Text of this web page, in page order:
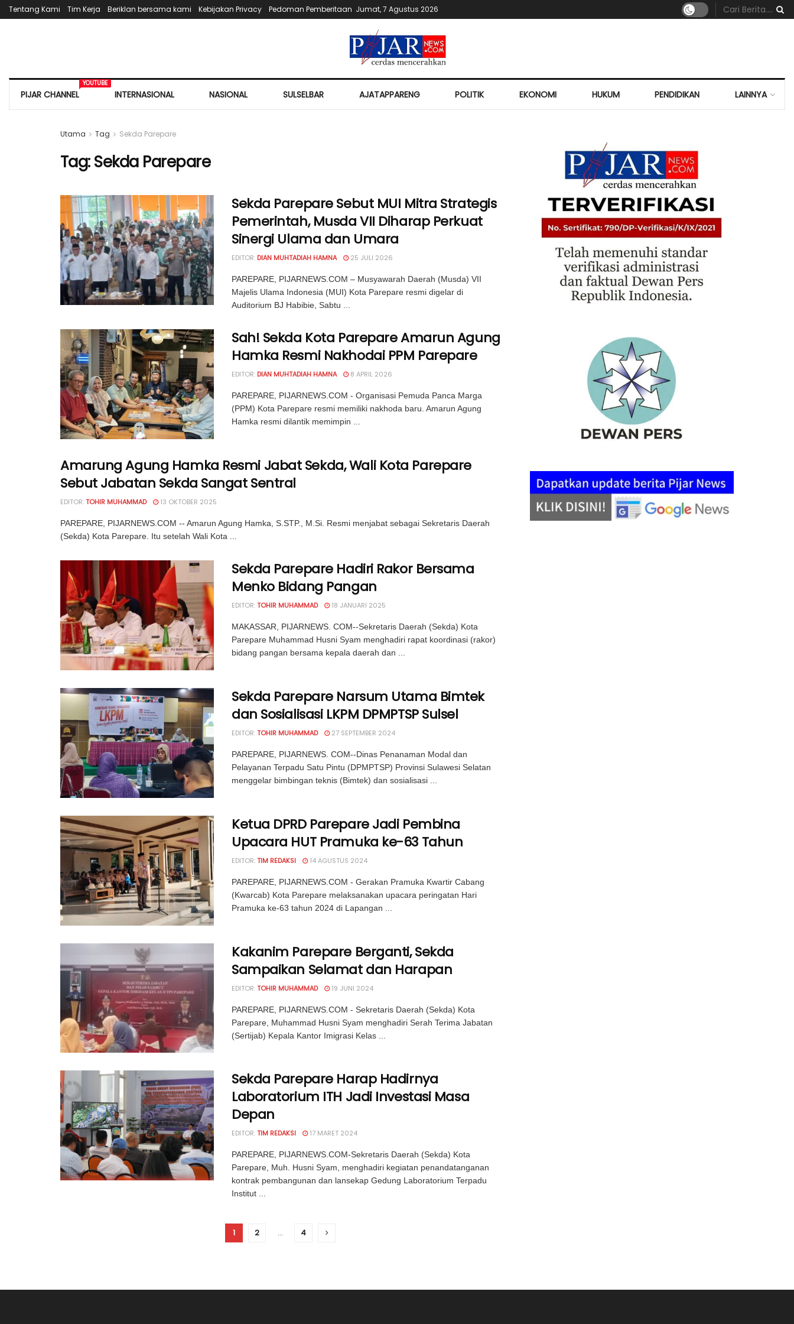
Tentang Kami Tim Kerja Beriklan bersama kami Kebijakan Privacy Pedoman Pemberitaan Jumat, 7 Agustus 2026
PIJAR CHANNEL
YOUTUBE
INTERNASIONAL NASIONAL SULSELBAR AJATAPPARENG POLITIK EKONOMI HUKUM PENDIDIKAN LAINNYA
Utama Tag Sekda Parepare
Tag:Sekda Parepare
Sekda Parepare Sebut MUI Mitra Strategis
Pemerintah, Musda VII Diharap Perkuat
Sinergi Ulama dan Umara
EDITOR: DIAN MUHTADIAH HAMNA 25 JULI 2026
PAREPARE, PIJARNEWS.COM – Musyawarah Daerah (Musda) VII
Majelis Ulama Indonesia (MUI) Kota Parepare resmi digelar di
Auditorium BJ Habibie, Sabtu ...
Sah! Sekda Kota Parepare Amarun Agung
Hamka Resmi Nakhodai PPM Parepare
EDITOR: DIAN MUHTADIAH HAMNA 8 APRIL 2026
PAREPARE, PIJARNEWS.COM - Organisasi Pemuda Panca Marga
(PPM) Kota Parepare resmi memiliki nakhoda baru. Amarun Agung
Hamka resmi dilantik memimpin ...
Amarung Agung Hamka Resmi Jabat Sekda, Wali Kota Parepare
Sebut Jabatan Sekda Sangat Sentral
EDITOR:TOHIR MUHAMMAD 13 OKTOBER 2025
PAREPARE, PIJARNEWS.COM -- Amarun Agung Hamka, S.STP., M.Si. Resmi menjabat sebagai Sekretaris Daerah
(Sekda) Kota Parepare. Itu setelah Wali Kota ...
Sekda Parepare Hadiri Rakor Bersama
Menko Bidang Pangan
EDITOR:TOHIR MUHAMMAD 18 JANUARI 2025
MAKASSAR, PIJARNEWS. COM--Sekretaris Daerah (Sekda) Kota
Parepare Muhammad Husni Syam menghadiri rapat koordinasi (rakor)
bidang pangan bersama kepala daerah dan ...
Sekda Parepare Narsum Utama Bimtek
dan Sosialisasi LKPM DPMPTSP Sulsel
EDITOR:TOHIR MUHAMMAD 27 SEPTEMBER 2024
PAREPARE, PIJARNEWS. COM--Dinas Penanaman Modal dan
Pelayanan Terpadu Satu Pintu (DPMPTSP) Provinsi Sulawesi Selatan
menggelar bimbingan teknis (Bimtek) dan sosialisasi ...
Ketua DPRD Parepare Jadi Pembina
Upacara HUT Pramuka ke-63 Tahun
EDITOR:TIM REDAKSI 14 AGUSTUS 2024
PAREPARE, PIJARNEWS.COM - Gerakan Pramuka Kwartir Cabang
(Kwarcab) Kota Parepare melaksanakan upacara peringatan Hari
Pramuka ke-63 tahun 2024 di Lapangan ...
Kakanim Parepare Berganti, Sekda
Sampaikan Selamat dan Harapan
EDITOR:TOHIR MUHAMMAD 19 JUNI 2024
PAREPARE, PIJARNEWS.COM - Sekretaris Daerah (Sekda) Kota
Parepare, Muhammad Husni Syam menghadiri Serah Terima Jabatan
(Sertijab) Kepala Kantor Imigrasi Kelas ...
Sekda Parepare Harap Hadirnya
Laboratorium ITH Jadi Investasi Masa
Depan
EDITOR:TIM REDAKSI 17 MARET 2024
PAREPARE, PIJARNEWS.COM-Sekretaris Daerah (Sekda) Kota
Parepare, Muh. Husni Syam, menghadiri kegiatan penandatanganan
kontrak pembangunan dan lansekap Gedung Laboratorium Terpadu
Institut ...
1 2 … 4